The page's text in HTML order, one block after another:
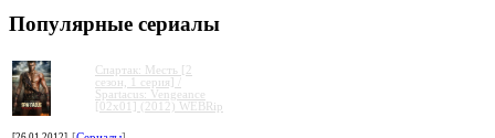
Популярные сериалы
Спартак: Месть [2
сезон, 1 серия] /
Spartacus: Vengeance
[02x01] (2012) WEBRip